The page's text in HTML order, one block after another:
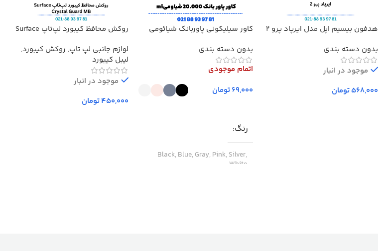
هدفون بیسیم اپل مدل ایرپاد پرو 2
بدون دسته بندی
موجود در انبار
تومان
کاور سیلیکونی پاوربانک شیائومی
بدون دسته بندی
اتمام موجودی
تومان
رنگ
Black, Blue, Gray, Pink, Silver,
White
روکش محافظ کیبورد لپ‌تاپ Surface
سیلیکونی Crystal Guard MB
لوازم جانبی لپ تاپ, روکش کیبورد,
لیبل کیبورد
موجود در انبار
تومان